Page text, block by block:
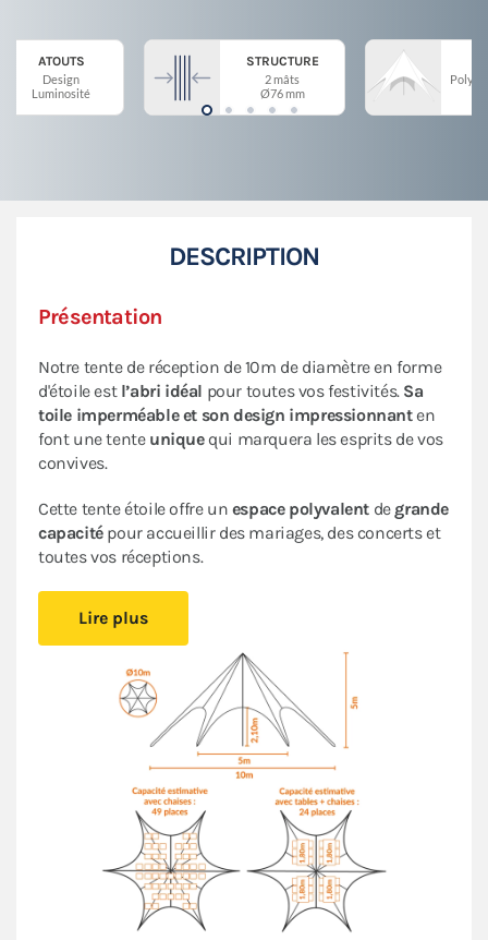
ATOUTS
Design
Luminosité
STRUCTURE
2 mâts
Ø76 mm
DESCRIPTION
Présentation
Notre tente de réception de 10m de diamètre en forme
d'étoile est l’abri idéal pour toutes vos festivités. Sa
toile imperméable et son design impressionnanten
font une tente uniquequi marquera les esprits de vos
convives.
Cette tente étoile offre un espace polyvalent de grande
capacitépour accueillir des mariages, des concerts et
toutes vos réceptions.
facilement, en suivant les indications de
montage, ce qui simplifiera la logistique de votre
organisation d’événements
. Son
une ambiance conviviale et accueillante. Un espace
que vous pourrez aménager comme bon vous semble.
La forme et la hauteur de cette tente originale vous
assurent unevisibilité unique
lors de tous vos
événements en extérieur.
Lire plus